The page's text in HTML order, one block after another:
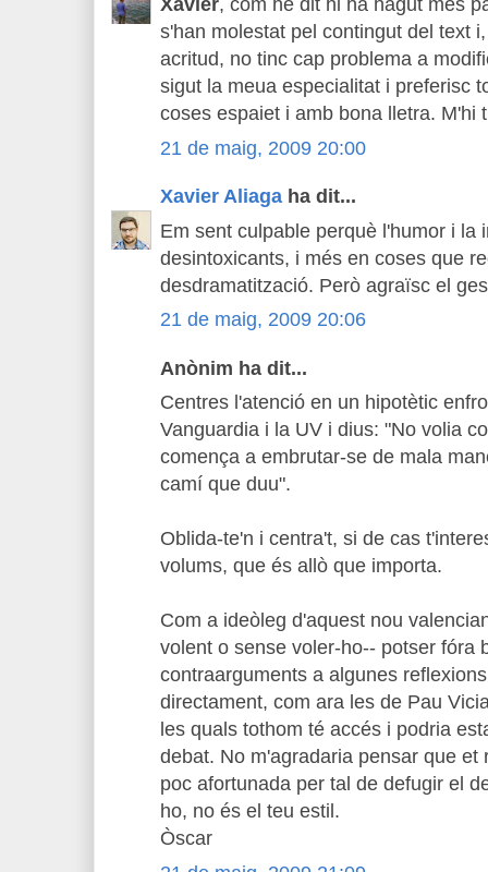
Xavier, com he dit hi ha hagut més
s'han molestat pel contingut del text
acritud, no tinc cap problema a
sigut la meua especialitat i preferisc
coses espaiet i amb bona lletra. M'hi
21 de maig, 2009 20:00
Xavier Aliaga ha dit...
Em sent culpable perquè l'humor i la
desintoxicants, i més en coses que
desdramatització. Però agraïsc el
21 de maig, 2009 20:06
Anònim ha dit...
Centres l'atenció en un hipotètic
Vanguardia i la UV i dius: "No volia
comença a embrutar-se de mala
camí que duu".
Oblida-te'n i centra't, si de cas
volums, que és allò que importa.
Com a ideòleg d'aquest nou
volent o sense voler-ho-- potser fóra
contraarguments a algunes
directament, com ara les de Pau
les quals tothom té accés i podria
debat. No m'agradaria pensar que et
poc afortunada per tal de defugir el
ho, no és el teu estil.
Òscar